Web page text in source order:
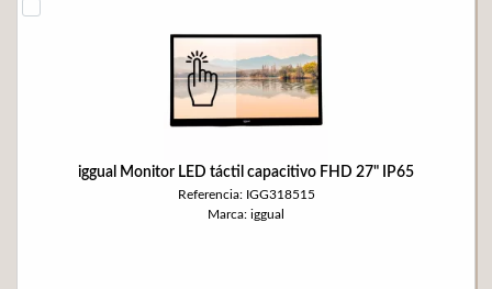
iggual Monitor LED táctil capacitivo FHD 27" IP65
Referencia: IGG318515
Marca: iggual